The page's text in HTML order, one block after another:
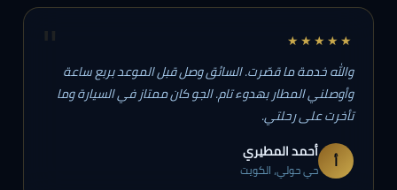
★★★★★
والله خدمة ما قصّرت. السائق وصل قبل الموعد بربع ساعة
وأوصلني المطار بهدوء تام. الجو كان ممتاز في السيارة وما
تأخرت على رحلتي.
أ أحمد المطيري
حي حولي، الكويت